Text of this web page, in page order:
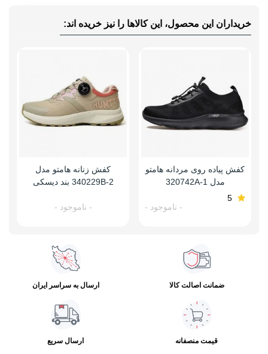
خریداران این محصول، این کالاها را نیز خریده اند:
کفش پیاده روی مردانه هامتو
مدل 320742A-1
5
- ناموجود -
کفش زنانه هامتو مدل
340229B-2 بند دیسکی
- ناموجود -
ضمانت اصالت کالا ارسال به سراسر ایران
قیمت منصفانه ارسال سریع